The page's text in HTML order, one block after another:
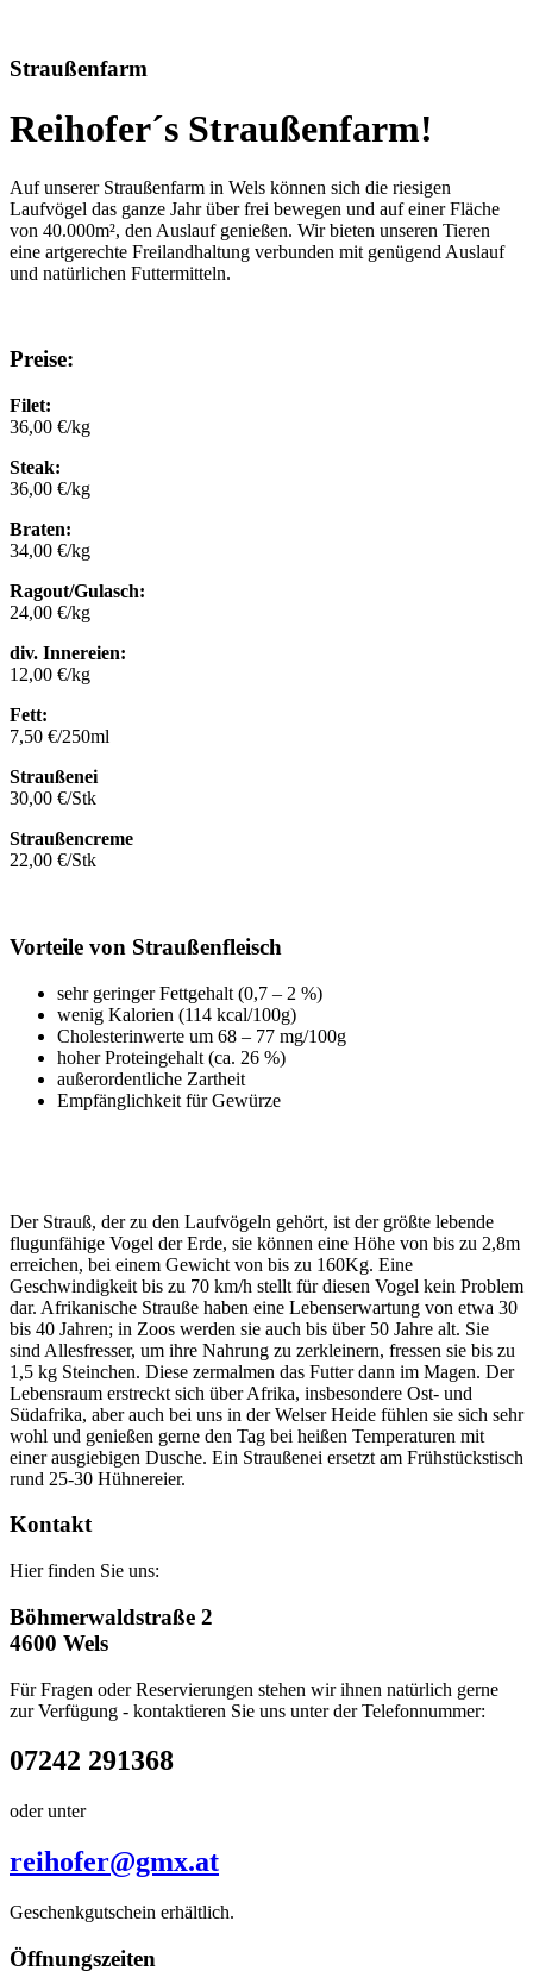
Straußenfarm
Reihofer´s Straußenfarm!
Auf unserer Straußenfarm in Wels können sich die riesigen
Laufvögel das ganze Jahr über frei bewegen und auf einer Fläche
von 40.000m², den Auslauf genießen. Wir bieten unseren Tieren
eine artgerechte Freilandhaltung verbunden mit genügend Auslauf
und natürlichen Futtermitteln.
Preise:
Filet:
36,00 €/kg
Steak:
36,00 €/kg
Braten:
34,00 €/kg
Ragout/Gulasch:
24,00 €/kg
div. Innereien:
12,00 €/kg
Fett:
7,50 €/250ml
Straußenei
30,00 €/Stk
Straußencreme
22,00 €/Stk
Vorteile von Straußenfleisch
sehr geringer Fettgehalt (0,7 – 2 %)
wenig Kalorien (114 kcal/100g)
Cholesterinwerte um 68 – 77 mg/100g
hoher Proteingehalt (ca. 26 %)
außerordentliche Zartheit
Empfänglichkeit für Gewürze
Der Strauß, der zu den Laufvögeln gehört, ist der größte lebende
flugunfähige Vogel der Erde, sie können eine Höhe von bis zu 2,8m
erreichen, bei einem Gewicht von bis zu 160Kg. Eine
Geschwindigkeit bis zu 70 km/h stellt für diesen Vogel kein Problem
dar. Afrikanische Strauße haben eine Lebenserwartung von etwa 30
bis 40 Jahren; in Zoos werden sie auch bis über 50 Jahre alt. Sie
sind Allesfresser, um ihre Nahrung zu zerkleinern, fressen sie bis zu
1,5 kg Steinchen. Diese zermalmen das Futter dann im Magen. Der
Lebensraum erstreckt sich über Afrika, insbesondere Ost- und
Südafrika, aber auch bei uns in der Welser Heide fühlen sie sich sehr
wohl und genießen gerne den Tag bei heißen Temperaturen mit
einer ausgiebigen Dusche. Ein Straußenei ersetzt am Frühstückstisch
rund 25-30 Hühnereier.
Kontakt
Hier finden Sie uns:
Böhmerwaldstraße 2
4600 Wels
Für Fragen oder Reservierungen stehen wir ihnen natürlich gerne
zur Verfügung - kontaktieren Sie uns unter der Telefonnummer:
07242 291368
oder unter
reihofer@gmx.at
Geschenkgutschein erhältlich.
Öffnungszeiten